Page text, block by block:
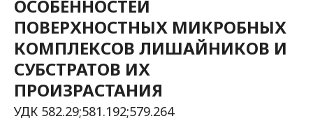
ОСОБЕННОСТЕЙ
ПОВЕРХНОСТНЫХ МИКРОБНЫХ
КОМПЛЕКСОВ ЛИШАЙНИКОВ И
СУБСТРАТОВ ИХ
ПРОИЗРАСТАНИЯ
УДК 582.29;581.192;579.264